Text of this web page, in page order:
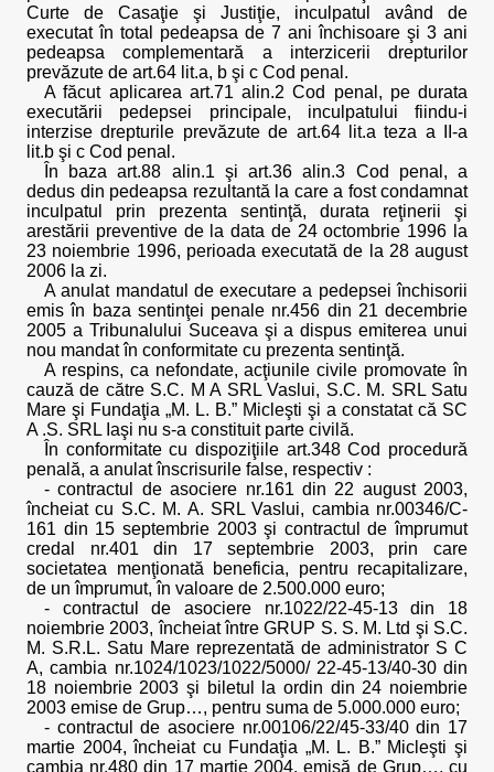
Curte de Casaţie şi Justiţie, inculpatul având de
executat în total pedeapsa de 7 ani închisoare şi 3 ani
pedeapsa complementară a interzicerii drepturilor
prevăzute de art.64 lit.a, b şi c Cod penal.
A făcut aplicarea art.71 alin.2 Cod penal, pe durata
executării pedepsei principale, inculpatului fiindu-i
interzise drepturile prevăzute de art.64 lit.a teza a II-a
lit.b şi c Cod penal.
În baza art.88 alin.1 şi art.36 alin.3 Cod penal, a
dedus din pedeapsa rezultantă la care a fost condamnat
inculpatul prin prezenta sentinţă, durata reţinerii şi
arestării preventive de la data de 24 octombrie 1996 la
23 noiembrie 1996, perioada executată de la 28 august
2006 la zi.
A anulat mandatul de executare a pedepsei închisorii
emis în baza sentinţei penale nr.456 din 21 decembrie
2005 a Tribunalului Suceava şi a dispus emiterea unui
nou mandat în conformitate cu prezenta sentinţă.
A respins, ca nefondate, acţiunile civile promovate în
cauză de către S.C. M A SRL Vaslui, S.C. M. SRL Satu
Mare şi Fundaţia „M. L. B.” Micleşti şi a constatat că SC
A .S. SRL Iaşi nu s-a constituit parte civilă.
În conformitate cu dispoziţiile art.348 Cod procedură
penală, a anulat înscrisurile false, respectiv :
- contractul de asociere nr.161 din 22 august 2003,
încheiat cu S.C. M. A. SRL Vaslui, cambia nr.00346/C-
161 din 15 septembrie 2003 şi contractul de împrumut
credal nr.401 din 17 septembrie 2003, prin care
societatea menţionată beneficia, pentru recapitalizare,
de un împrumut, în valoare de 2.500.000 euro;
- contractul de asociere nr.1022/22-45-13 din 18
noiembrie 2003, încheiat între GRUP S. S. M. Ltd şi S.C.
M. S.R.L. Satu Mare reprezentată de administrator S C
A, cambia nr.1024/1023/1022/5000/ 22-45-13/40-30 din
18 noiembrie 2003 şi biletul la ordin din 24 noiembrie
2003 emise de Grup…, pentru suma de 5.000.000 euro;
- contractul de asociere nr.00106/22/45-33/40 din 17
martie 2004, încheiat cu Fundaţia „M. L. B.” Micleşti şi
cambia nr.480 din 17 martie 2004, emisă de Grup…, cu